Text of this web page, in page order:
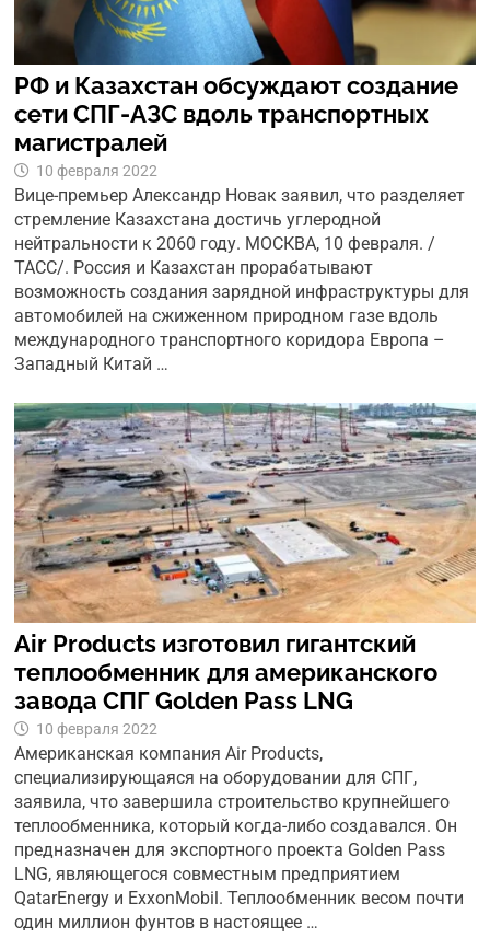
РФ и Казахстан обсуждают создание
сети СПГ-АЗС вдоль транспортных
магистралей
10 февраля 2022
Вице-премьер Александр Новак заявил, что разделяет
стремление Казахстана достичь углеродной
нейтральности к 2060 году. МОСКВА, 10 февраля. /
ТАСС/. Россия и Казахстан прорабатывают
возможность создания зарядной инфраструктуры для
автомобилей на сжиженном природном газе вдоль
международного транспортного коридора Европа –
Западный Китай …
Air Products изготовил гигантский
теплообменник для американского
завода СПГ Golden Pass LNG
10 февраля 2022
Американская компания Air Products,
специализирующаяся на оборудовании для СПГ,
заявила, что завершила строительство крупнейшего
теплообменника, который когда-либо создавался. Он
предназначен для экспортного проекта Golden Pass
LNG, являющегося совместным предприятием
QatarEnergy и ExxonMobil. Теплообменник весом почти
один миллион фунтов в настоящее …